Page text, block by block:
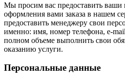
Мы просим вас предоставить ваши
оформления вами заказа в нашем
предоставить менеджеру свои
именно: имя, номер телефона, e-
полном объеме выполнить свои
оказанию услуги.
Персональные данные